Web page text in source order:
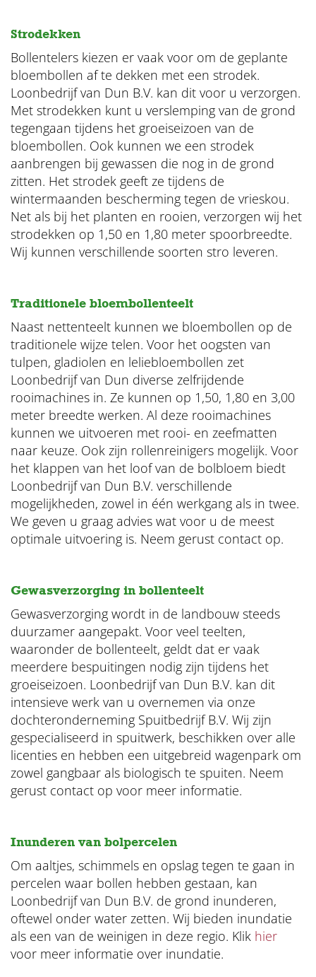
Strodekken
Bollentelers kiezen er vaak voor om de geplante
bloembollen af te dekken met een strodek.
Loonbedrijf van Dun B.V. kan dit voor u verzorgen.
Met strodekken kunt u verslemping van de grond
tegengaan tijdens het groeiseizoen van de
bloembollen. Ook kunnen we een strodek
aanbrengen bij gewassen die nog in de grond
zitten. Het strodek geeft ze tijdens de
wintermaanden bescherming tegen de vrieskou.
Net als bij het planten en rooien, verzorgen wij het
strodekken op 1,50 en 1,80 meter spoorbreedte.
Wij kunnen verschillende soorten stro leveren.
Traditionele bloembollenteelt
Naast nettenteelt kunnen we bloembollen op de
traditionele wijze telen. Voor het oogsten van
tulpen, gladiolen en leliebloembollen zet
Loonbedrijf van Dun diverse zelfrijdende
rooimachines in. Ze kunnen op 1,50, 1,80 en 3,00
meter breedte werken. Al deze rooimachines
kunnen we uitvoeren met rooi- en zeefmatten
naar keuze. Ook zijn rollenreinigers mogelijk. Voor
het klappen van het loof van de bolbloem biedt
Loonbedrijf van Dun B.V. verschillende
mogelijkheden, zowel in één werkgang als in twee.
We geven u graag advies wat voor u de meest
optimale uitvoering is. Neem gerust contact op.
Gewasverzorging in bollenteelt
Gewasverzorging wordt in de landbouw steeds
duurzamer aangepakt. Voor veel teelten,
waaronder de bollenteelt, geldt dat er vaak
meerdere bespuitingen nodig zijn tijdens het
groeiseizoen. Loonbedrijf van Dun B.V. kan dit
intensieve werk van u overnemen via onze
dochteronderneming Spuitbedrijf B.V. Wij zijn
gespecialiseerd in spuitwerk, beschikken over alle
licenties en hebben een uitgebreid wagenpark om
zowel gangbaar als biologisch te spuiten. Neem
gerust contact op voor meer informatie.
Inunderen van bolpercelen
Om aaltjes, schimmels en opslag tegen te gaan in
percelen waar bollen hebben gestaan, kan
Loonbedrijf van Dun B.V. de grond inunderen,
oftewel onder water zetten. Wij bieden inundatie
als een van de weinigen in deze regio. Klik hier
voor meer informatie over inundatie.